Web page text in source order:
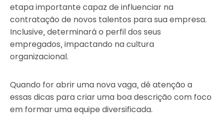
etapa importante capaz de influenciar na
contratação de novos talentos para sua empresa.
Inclusive, determinará o perfil dos seus
empregados, impactando na cultura
organizacional.
Quando for abrir uma nova vaga, dê atenção a
essas dicas para criar uma boa descrição com foco
em formar uma equipe diversificada.